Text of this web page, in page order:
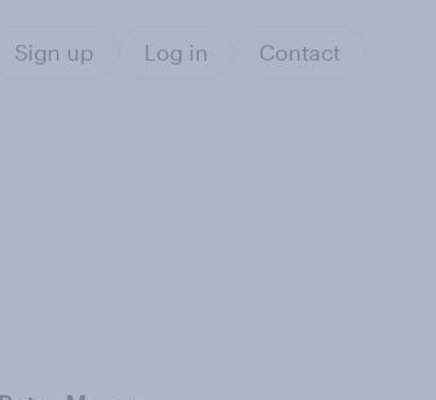
Sign up Log in Contact